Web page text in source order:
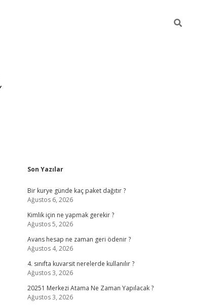
Sidebar
Son Yazılar
Bir kurye günde kaç paket dağıtır ?
Ağustos 6, 2026
Kimlik için ne yapmak gerekir ?
Ağustos 5, 2026
Avans hesap ne zaman geri ödenir ?
Ağustos 4, 2026
4. sınıfta kuvarsit nerelerde kullanılır ?
Ağustos 3, 2026
20251 Merkezi Atama Ne Zaman Yapılacak ?
Ağustos 3, 2026